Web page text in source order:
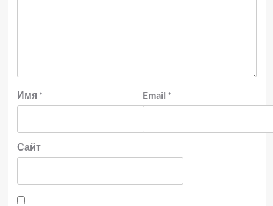
Имя * Email *
Сайт